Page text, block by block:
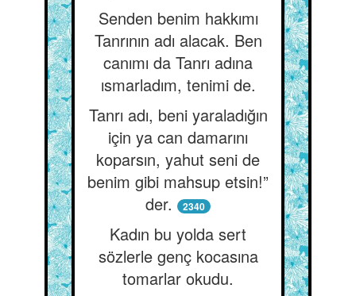
Senden benim hakkımı
Tanrının adı alacak. Ben
canımı da Tanrı adına
ısmarladım, tenimi de.
Tanrı adı, beni yaraladığın
için ya can damarını
koparsın, yahut seni de
benim gibi mahsup etsin!”
der.
2340
Kadın bu yolda sert
sözlerle genç kocasına
tomarlar okudu.